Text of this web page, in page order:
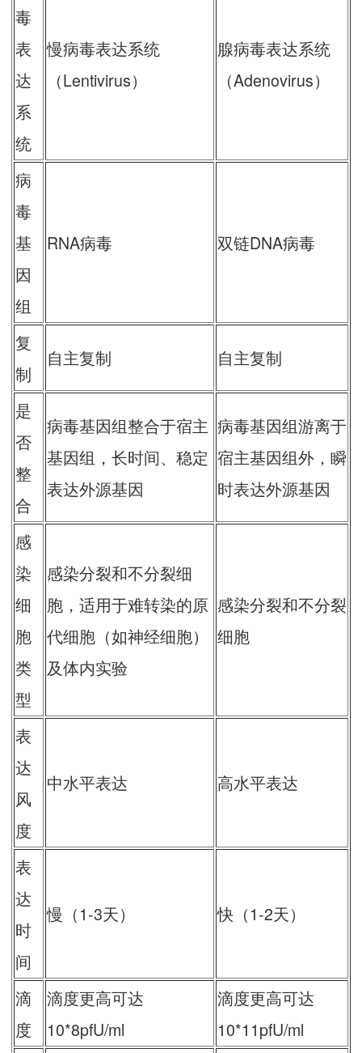
毒
表
达
系
统
慢病毒表达系统
（Lentivirus）
腺病毒表达系统
（Adenovirus）
病
毒
基
因
组
RNA病毒 双链DNA病毒
复
制
自主复制 自主复制
是
否
整
合
病毒基因组整合于宿主
基因组，长时间、稳定
表达外源基因
病毒基因组游离于
宿主基因组外，瞬
时表达外源基因
感
染
细
胞
类
型
感染分裂和不分裂细
胞，适用于难转染的原
代细胞（如神经细胞）
及体内实验
感染分裂和不分裂
细胞
表
达
风
度
中水平表达 高水平表达
表
达
时
间
慢（1-3天） 快（1-2天）
滴
度
滴度更高可达
10*8pfU/ml
滴度更高可达
10*11pfU/ml